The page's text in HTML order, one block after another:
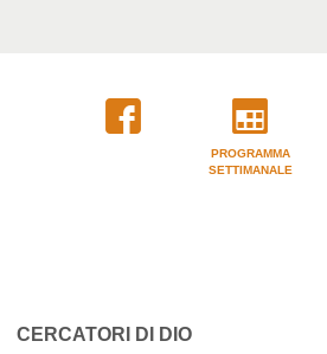
PROGRAMMA
SETTIMANALE
CERCATORI DI DIO